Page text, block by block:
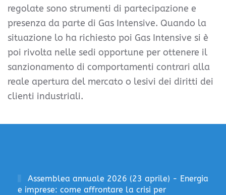
regolate sono strumenti di partecipazione e
presenza da parte di Gas Intensive. Quando la
situazione lo ha richiesto poi Gas Intensive si è
poi rivolta nelle sedi opportune per ottenere il
sanzionamento di comportamenti contrari alla
reale apertura del mercato o lesivi dei diritti dei
clienti industriali.
Assemblea annuale 2026 (23 aprile) - Energia
e imprese: come affrontare la crisi per